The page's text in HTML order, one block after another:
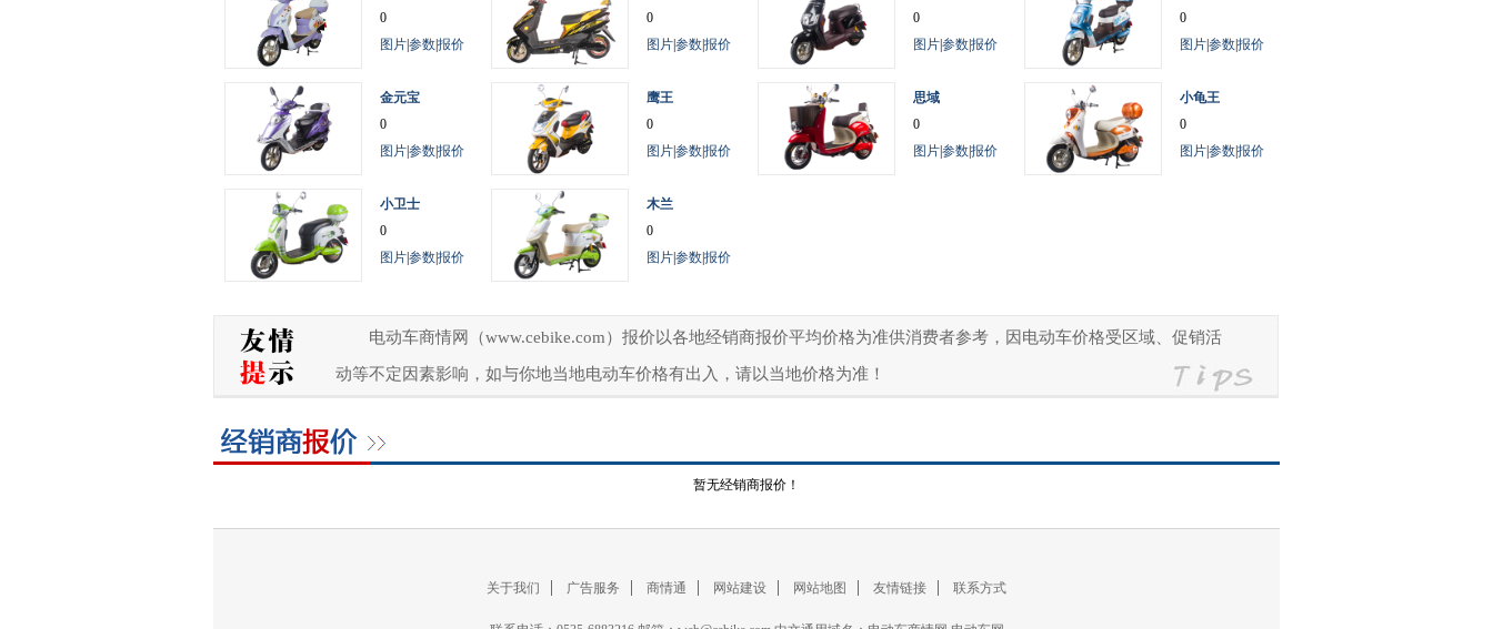
0
图片参数报价
0
图片参数报价
0
图片参数报价
0
图片参数报价
金元宝
0
图片参数报价
鹰王
0
图片参数报价
思域
0
图片参数报价
小龟王
0
图片参数报价
小卫士
0
图片参数报价
木兰
0
图片参数报价
电动车商情网（www.cebike.com）报价以各地经销商报价平均价格为准供消费者参考，因电动车价格受区域、促销活
动等不定因素影响，如与你地当地电动车价格有出入，请以当地价格为准！
暂无经销商报价！
关于我们 广告服务 商情通 网站建设 网站地图 友情链接 联系方式